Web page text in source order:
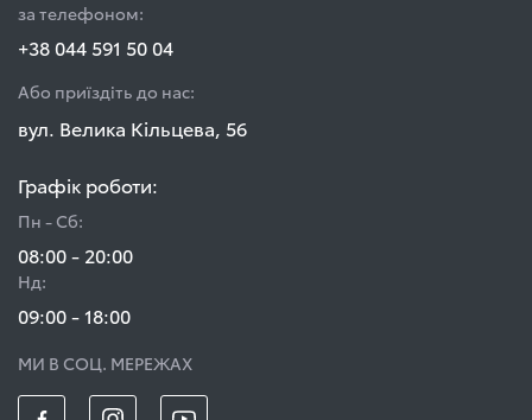
за телефоном:
+38 044 591 50 04
Або приїздіть до нас:
вул. Велика Кільцева, 56
Графік роботи:
Пн - Сб:
08:00 - 20:00
Нд:
09:00 - 18:00
МИ В СОЦ. МЕРЕЖАХ